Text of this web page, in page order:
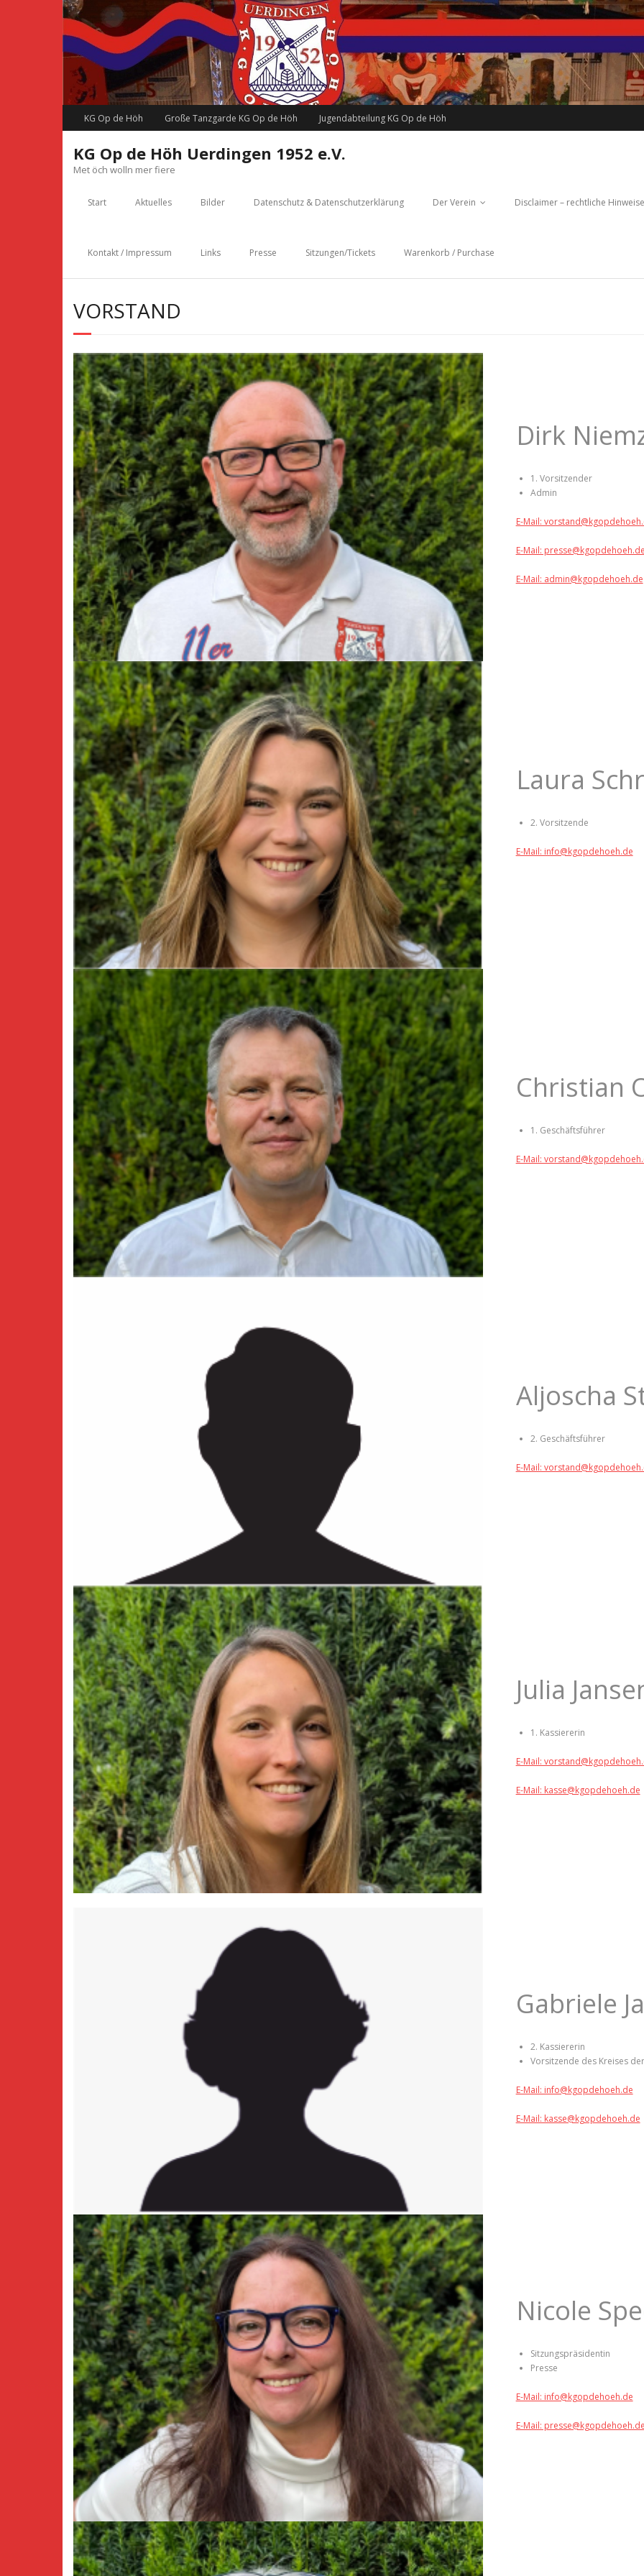
Skip
to
content
KG Op de Höh Große Tanzgarde KG Op de Höh Jugendabteilung KG Op de Höh
KG Op de Höh Uerdingen 1952 e.V.
Met öch wolln mer fiere
Start Aktuelles Bilder Datenschutz & Datenschutzerklärung Der Verein Disclaimer – rechtliche Hinweise
Kontakt / Impressum Links Presse Sitzungen/Tickets Warenkorb / Purchase
VORSTAND
Dirk
1. Vorsitzender
Admin
E-Mail:
E-Mail: presse@kgopdehoeh.de
E-Mail: admin@kgopdehoeh.de
Laura
2. Vorsitzende
E-Mail: info@kgopdehoeh.de
Christian
1. Geschäftsführer
E-Mail:
Aljoscha
2. Geschäftsführer
E-Mail:
Julia
1. Kassiererin
E-Mail:
E-Mail: kasse@kgopdehoeh.de
Gabriele
2. Kassiererin
Vorsitzende des Kreises
E-Mail: info@kgopdehoeh.de
E-Mail: kasse@kgopdehoeh.de
Nicole
Sitzungspräsidentin
Presse
E-Mail: info@kgopdehoeh.de
E-Mail: presse@kgopdehoeh.de